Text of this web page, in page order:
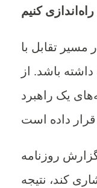
تقابل با
باشد. از
یک راهبرد
کند، نتیجه